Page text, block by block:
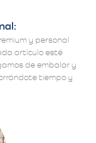
y personal
artículo esté
de embalar y
tiempo y